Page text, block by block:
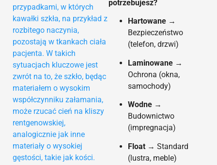
przypadkami, w których
kawałki szkła, na przykład z
rozbitego naczynia,
pozostają w tkankach ciała
pacjenta. W takich
sytuacjach kluczowe jest
zwrót na to, że szkło, będąc
materiałem o wysokim
współczynniku załamania,
może rzucać cień na kliszy
rentgenowskiej,
analogicznie jak inne
materiały o wysokiej
gęstości, takie jak kości.
potrzebujesz?
Hartowane →
Bezpieczeństwo
(telefon, drzwi)
Laminowane →
Ochrona (okna,
samochody)
Wodne →
Budownictwo
(impregnacja)
Float → Standard
(lustra, meble)